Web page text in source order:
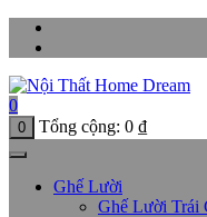
0
0 Tổng cộng: 0 ₫
Ghế Lười
Ghế Lười Trái